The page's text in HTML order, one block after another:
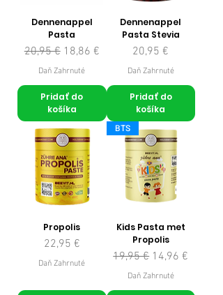
Dennenappel
Pasta
Normálna cena
20,95 € Zľavnená cena
18,86 €
Daň Zahrnuté
Pridať do
košíka
Dennenappel
Pasta Stevia
Cena
20,95 €
Daň Zahrnuté
Pridať do
košíka
Propolis
Cena
22,95 €
Daň Zahrnuté
BTS
Kids Pasta met
Propolis
Normálna cena
19,95 € Zľavnená cena
14,96 €
Daň Zahrnuté